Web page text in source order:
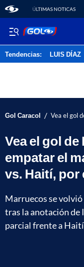
ÚLTIMAS NOTICAS
Tendencias: LUIS DÍAZ
Gol Caracol / Vea el gol
Vea el gol
empatar el
vs. Haití, por
Marruecos se
tras la anotación de
parcial frente a